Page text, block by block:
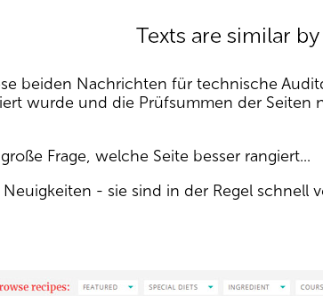
beiden Nachrichten für technische
wurde und die Prüfsummen der
Frage, welche Seite besser rangiert...
- sie sind in der Regel schnell